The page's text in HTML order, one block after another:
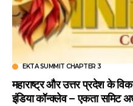
EKTA SUMMIT CHAPTER 3
महाराष्ट्र और उत्तर प्रदेश के
इंडिया कॉन्क्लेव – एकता समिट